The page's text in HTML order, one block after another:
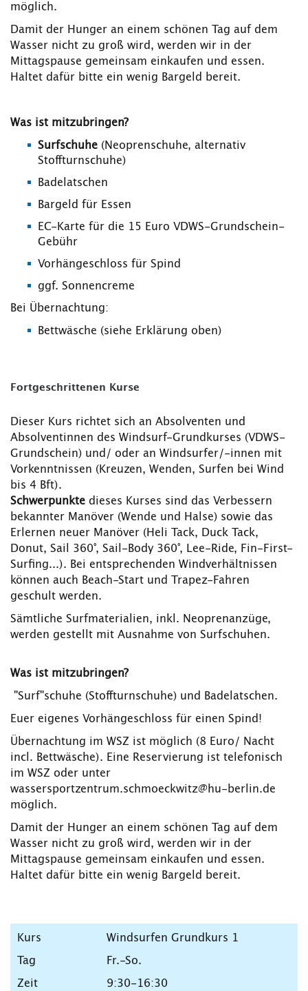
möglich.
Damit der Hunger an einem schönen Tag auf dem
Wasser nicht zu groß wird, werden wir in der
Mittagspause gemeinsam einkaufen und essen.
Haltet dafür bitte ein wenig Bargeld bereit.
Was ist mitzubringen?
Surfschuhe (Neoprenschuhe, alternativ
Stoffturnschuhe)
Badelatschen
Bargeld für Essen
EC-Karte für die 15 Euro VDWS-Grundschein-
Gebühr
Vorhängeschloss für Spind
ggf. Sonnencreme
Bei Übernachtung:
Bettwäsche (siehe Erklärung oben)
Fortgeschrittenen Kurse
Dieser Kurs richtet sich an Absolventen und
Absolventinnen des Windsurf-Grundkurses (VDWS-
Grundschein) und/ oder an Windsurfer/-innen mit
Vorkenntnissen (Kreuzen, Wenden, Surfen bei Wind
bis 4 Bft).
Schwerpunkte dieses Kurses sind das Verbessern
bekannter Manöver (Wende und Halse) sowie das
Erlernen neuer Manöver (Heli Tack, Duck Tack,
Donut, Sail 360°, Sail-Body 360°, Lee-Ride, Fin-First-
Surfing...). Bei entsprechenden Windverhältnissen
können auch Beach-Start und Trapez-Fahren
geschult werden.
Sämtliche Surfmaterialien, inkl. Neoprenanzüge,
werden gestellt mit Ausnahme von Surfschuhen.
Was ist mitzubringen?
"Surf"schuhe (Stoffturnschuhe) und Badelatschen.
Euer eigenes Vorhängeschloss für einen Spind!
Übernachtung im WSZ ist möglich (8 Euro/ Nacht
incl. Bettwäsche). Eine Reservierung ist telefonisch
im WSZ oder unter
wassersportzentrum.schmoeckwitz@hu-berlin.de
möglich.
Damit der Hunger an einem schönen Tag auf dem
Wasser nicht zu groß wird, werden wir in der
Mittagspause gemeinsam einkaufen und essen.
Haltet dafür bitte ein wenig Bargeld bereit.
Windsurfen Grundkurs 1
Fr.-So.
9:30-16:30